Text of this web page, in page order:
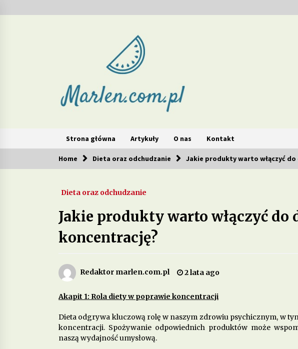
to
Strona główna Artykuły O nas Kontakt
Popularne teraz
Jakie produkty w diecie mogą
2 tygodnie ago
Jakie są korzyści z wprowadzenia do
4 miesiące ago
psychiczne i łagodzą objawy
7 miesięcy ago
Dieta w chorobach
autoimmunologicznych – jak
Home Dieta oraz odchudzanie Jakie produkty warto włączyć
Dieta oraz odchudzanie
Jakie produkty warto włączyć do
koncentrację?
Redaktor marlen.com.pl 2 lata ago
Akapit 1: Rola diety w poprawie koncentracji
Dieta odgrywa kluczową rolę w naszym zdrowiu psychicznym, w
koncentracji. Spożywanie odpowiednich produktów może
naszą wydajność umysłową.